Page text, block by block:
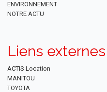
ENVIRONNEMENT
NOTRE ACTU
Liens externes
ACTIS Location
MANITOU
TOYOTA